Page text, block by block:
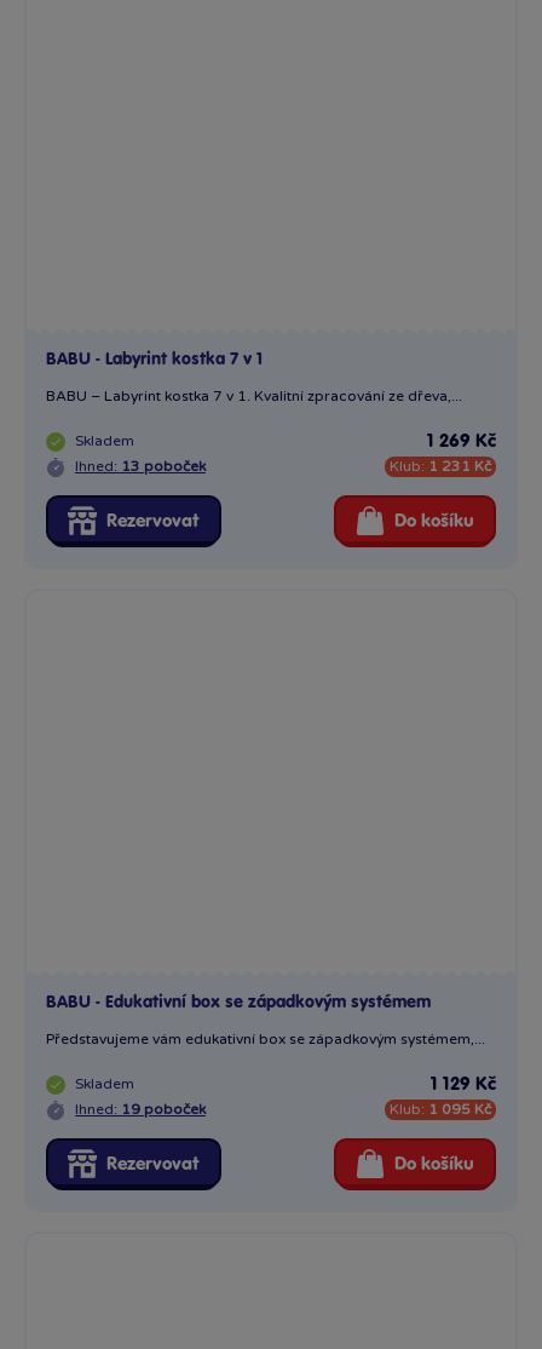
BABU - Labyrint kostka 7 v 1
BABU – Labyrint kostka 7 v 1. Kvalitní zpracování ze dřeva,...
Skladem
Ihned: 13 poboček
1 269 Kč
Klub: 1 231 Kč
Rezervovat Do košíku
BABU - Edukativní box se západkovým systémem
Představujeme vám edukativní box se západkovým systémem,...
Skladem
Ihned: 19 poboček
1 129 Kč
Klub: 1 095 Kč
Rezervovat Do košíku